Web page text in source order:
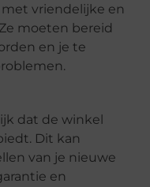
vriendelijke en
moeten bereid
en je te
dat de winkel
Dit kan
van je nieuwe
en